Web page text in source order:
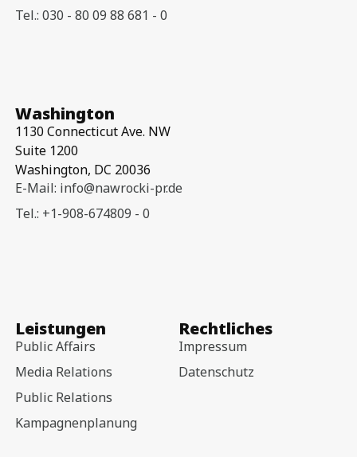
Tel.: 030 - 80 09 88 681 - 0
Washington
1130 Connecticut Ave. NW
Suite 1200
Washington, DC 20036
E-Mail: info@nawrocki-pr.de
Tel.: +1-908-674809 - 0
Leistungen
Public Affairs
Media Relations
Public Relations
Kampagnenplanung
Rechtliches
Impressum
Datenschutz